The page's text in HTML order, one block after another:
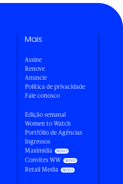
Mais
Assine
Renove
Anuncie
Política de privacidade
Fale conosco
Edição semanal
Women to Watch
Portfólio de Agências
Ingressos
Maximídia
Convites WW
Retail Media